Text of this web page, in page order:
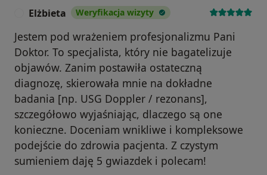
Elżbieta Weryfikacja wizyty
Jestem pod wrażeniem profesjonalizmu Pani
Doktor. To specjalista, który nie bagatelizuje
objawów. Zanim postawiła ostateczną
diagnozę, skierowała mnie na dokładne
badania [np. USG Doppler / rezonans],
szczegółowo wyjaśniając, dlaczego są one
konieczne. Doceniam wnikliwe i kompleksowe
podejście do zdrowia pacjenta. Z czystym
sumieniem daję 5 gwiazdek i polecam!